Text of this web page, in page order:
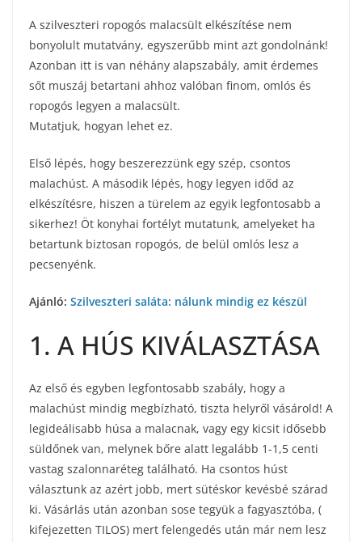
A szilveszteri ropogós malacsült elkészítése nem
bonyolult mutatvány, egyszerűbb mint azt gondolnánk!
Azonban itt is van néhány alapszabály, amit érdemes
sőt muszáj betartani ahhoz valóban finom, omlós és
ropogós legyen a malacsült.
Mutatjuk, hogyan lehet ez.
Első lépés, hogy beszerezzünk egy szép, csontos
malachúst. A második lépés, hogy legyen időd az
elkészítésre, hiszen a türelem az egyik legfontosabb a
sikerhez! Öt konyhai fortélyt mutatunk, amelyeket ha
betartunk biztosan ropogós, de belül omlós lesz a
pecsenyénk.
Ajánló: Szilveszteri saláta: nálunk mindig ez készül
1. A HÚS KIVÁLASZTÁSA
Az első és egyben legfontosabb szabály, hogy a
malachúst mindig megbízható, tiszta helyről vásárold! A
legideálisabb húsa a malacnak, vagy egy kicsit idősebb
süldőnek van, melynek bőre alatt legalább 1-1,5 centi
vastag szalonnaréteg található. Ha csontos húst
választunk az azért jobb, mert sütéskor kevésbé szárad
ki. Vásárlás után azonban sose tegyük a fagyasztóba, (
kifejezetten TILOS) mert felengedés után már nem lesz